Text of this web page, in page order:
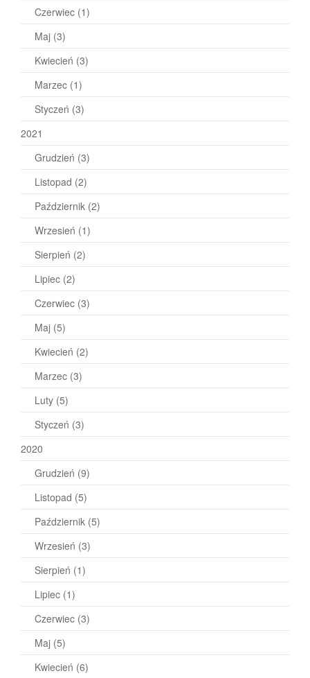
Czerwiec (1)
Maj (3)
Kwiecień (3)
Marzec (1)
Styczeń (3)
2021
Grudzień (3)
Listopad (2)
Październik (2)
Wrzesień (1)
Sierpień (2)
Lipiec (2)
Czerwiec (3)
Maj (5)
Kwiecień (2)
Marzec (3)
Luty (5)
Styczeń (3)
2020
Grudzień (9)
Listopad (5)
Październik (5)
Wrzesień (3)
Sierpień (1)
Lipiec (1)
Czerwiec (3)
Maj (5)
Kwiecień (6)